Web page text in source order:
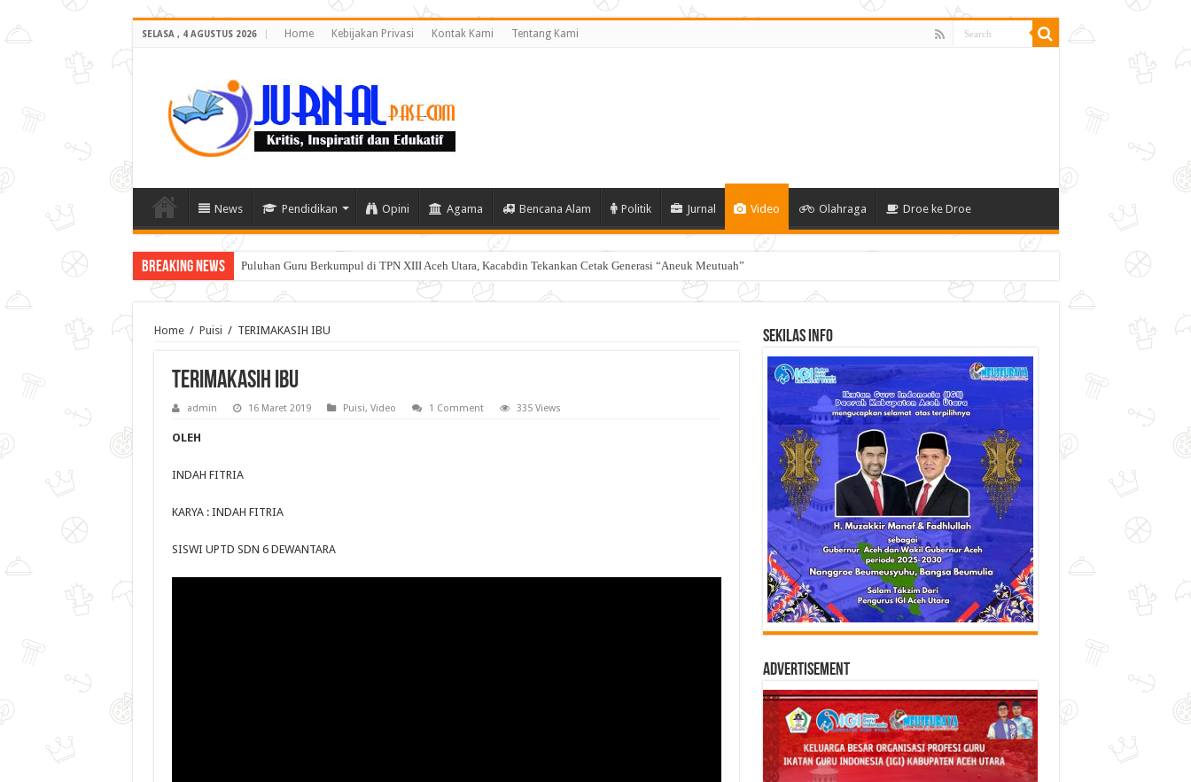
SELASA , 4 AGUSTUS 2026 Home Kebijakan Privasi Kontak Kami Tentang Kami
News Pendidikan Opini Agama Bencana Alam Politik Jurnal Video Olahraga Droe ke Droe
Breaking News Puluhan Guru Berkumpul di TPN XIII Aceh Utara, Kacabdin Tekankan Cetak Generasi “Aneuk Meutuah”
Home / Puisi / TERIMAKASIH IBU
TERIMAKASIH IBU
admin 16 Maret 2019 Puisi, Video 1 Comment 335 Views
OLEH
INDAH FITRIA
KARYA : INDAH FITRIA
SISWI UPTD SDN 6 DEWANTARA
Sekilas Info
Advertisement